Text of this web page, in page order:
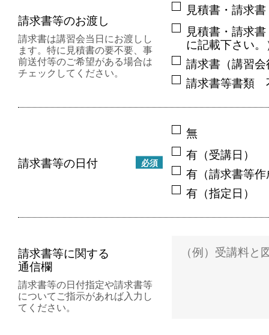
請求書等のお渡し
請求書は講習会当日にお渡しし
ます。特に見積書の要不要、事
前送付等のご希望がある場合は
チェックしてください。
見積書・請求
見積書・請求
に記載下さい。
請求書（講習
請求書等書類
請求書等の日付 必須
無
有（受講日）
有（請求書等
有（指定日）
請求書等に関する
通信欄
請求書等の日付指定や請求書等
についてご指示があれば入力し
てください。